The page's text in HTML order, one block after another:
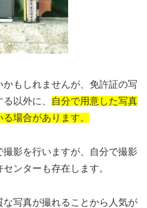
もしれませんが、免許証の写
以外に、
自分で用意した写真
場合があります。
影を行いますが、自分で撮影
ンターも存在します。
写真が撮れることから人気が